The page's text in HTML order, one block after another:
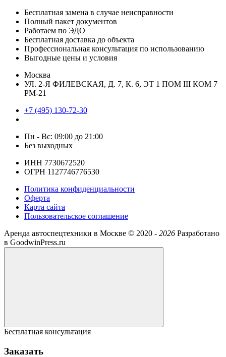
Бесплатная замена в случае неисправности
Полный пакет документов
Работаем по ЭДО
Бесплатная доставка до объекта
Профессиональная консультация по использованию
Выгодные цены и условия
Москва
УЛ. 2-Я ФИЛЕВСКАЯ, Д. 7, К. 6, ЭТ 1 ПОМ III КОМ 7
РМ-21
+7 (495) 130-72-30
Пн - Вс: 09:00 до 21:00
Без выходных
ИНН 7730672520
ОГРН 1127746776530
Политика конфиденциальности
Оферта
Карта сайта
Пользовательское соглашение
Аренда автоспецтехники в Москве © 2020 - 2026 Разработано
в GoodwinPress.ru
Бесплатная консультация
Заказать